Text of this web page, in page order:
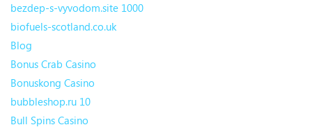
bezdep-s-vyvodom.site 1000
biofuels-scotland.co.uk
Blog
Bonus Crab Casino
Bonuskong Casino
bubbleshop.ru 10
Bull Spins Casino